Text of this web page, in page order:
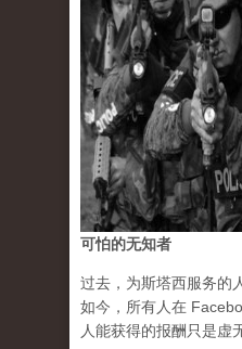
可怕的无知者
过去，为斯塔西服务的
如今，所有人在
人能获得的报酬只是虚